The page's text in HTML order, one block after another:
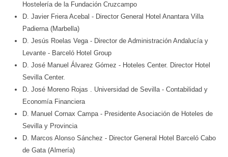
Hostelería de la Fundación Cruzcampo
D. Javier Friera Acebal - Director General Hotel Anantara Villa
Padierna (Marbella)
D. Jesús Roelas Vega - Director de Administración Andalucía y
Levante - Barceló Hotel Group
D. José Manuel Álvarez Gómez - Hoteles Center. Director Hotel
Sevilla Center.
D. José Moreno Rojas . Universidad de Sevilla - Contabilidad y
Economía Financiera
D. Manuel Cornax Campa - Presidente Asociación de Hoteles de
Sevilla y Provincia
D. Marcos Alonso Sánchez - Director General Hotel Barceló Cabo
de Gata (Almería)